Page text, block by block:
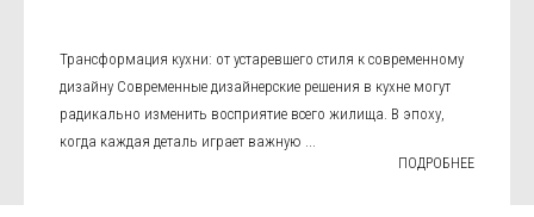
Трансформация кухни: от устаревшего стиля к современному
дизайну Современные дизайнерские решения в кухне могут
радикально изменить восприятие всего жилища. В эпоху,
когда каждая деталь играет важную ...
ПОДРОБНЕЕ